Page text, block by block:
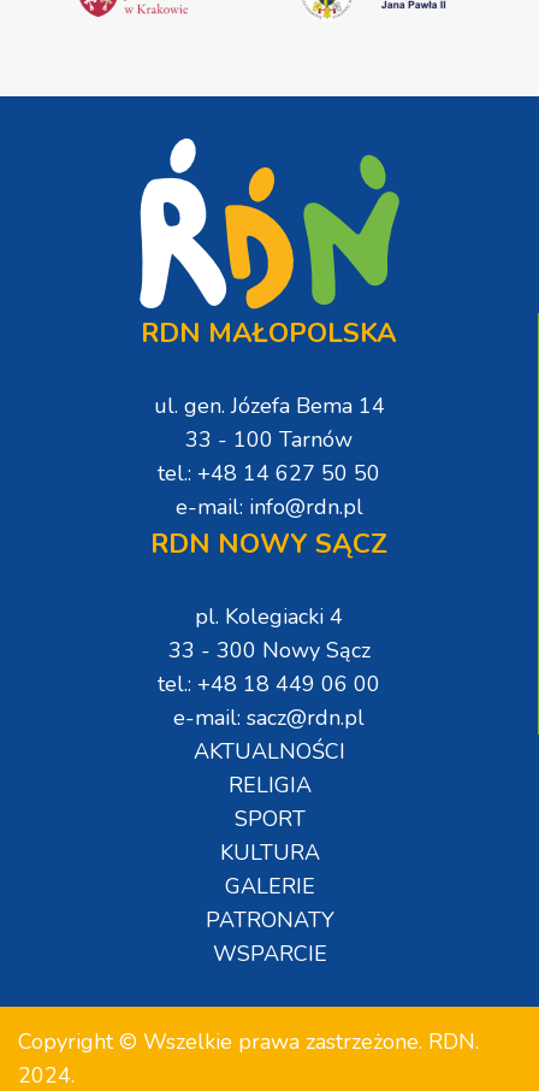
RDN MAŁOPOLSKA
ul. gen. Józefa Bema 14
33 - 100 Tarnów
tel.: +48 14 627 50 50
e-mail: info@rdn.pl
RDN NOWY SĄCZ
pl. Kolegiacki 4
33 - 300 Nowy Sącz
tel.: +48 18 449 06 00
e-mail: sacz@rdn.pl
AKTUALNOŚCI
RELIGIA
SPORT
KULTURA
GALERIE
PATRONATY
WSPARCIE
Copyright © Wszelkie prawa zastrzeżone. RDN.
2024.